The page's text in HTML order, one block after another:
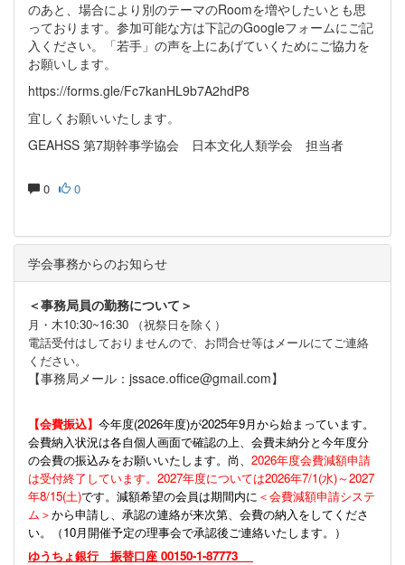
のあと、場合により別のテーマのRoomを増やしたいとも思
っております。参加可能な方は下記のGoogleフォームにご記
入ください。「若手」の声を上にあげていくためにご協力を
お願いします。
https://forms.gle/Fc7kanHL9b7A2hdP8
宜しくお願いいたします。
GEAHSS 第7期幹事学協会 日本文化人類学会 担当者
0 0
学会事務からのお知らせ
＜事務局員の勤務について＞
月・木10:30~16:30 （祝祭日を除く）
電話受付はしておりませんので、お問合せ等はメールにてご連絡
ください。
【事務局メール：jssace.office@gmail.com】
【会費振込】 今年度(2026年度)が2025年9月から始まっています。
会費納入状況は各自個人画面で確認の上、会費未納分と今年度分
の会費の振込みをお願いいたします。尚、 2026年度会費減額申請
は受付終了しています。2027年度については2026年7/1(水)～2027
年8/15(土)です。減額希望の会員は期間内に ＜会費減額申請システ
ム＞から申請し、承認の連絡が来次第、会費の納入をしてくださ
い。（10月開催予定の理事会で承認後ご連絡いたします。）
ゆうちょ銀行 振替口座 00150-1-87773